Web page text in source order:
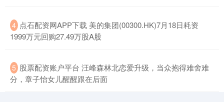
4 ​点石配资网APP下载 美的集团(00300.HK)7月18日耗资
1999万元回购27.49万股A股
5 ​股票配资账户平台 汪峰森林北恋爱升级，当众抱得难舍难
分，章子怡女儿醒醒跟在后面